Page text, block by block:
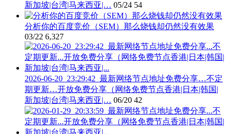
新加坡|台湾|马来西亚|… 05/24 54
分析你的百度竞价（SEM）那么烧钱却仍然没有效果
03/22 6,327
2026-06-20_23:29:42_最新网络节点地址免费分享…不定
期更新…开放免费分享（网络免费节点香港|日本|韩国|
新加坡|台湾|马来西亚|… 06/20 42